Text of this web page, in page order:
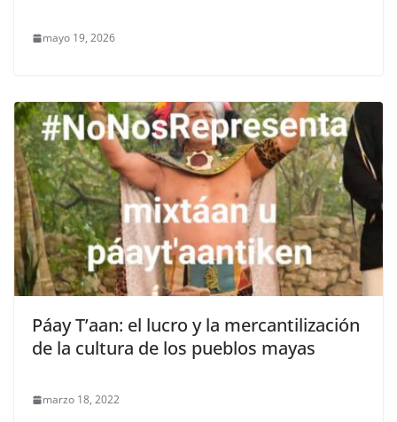
mayo 19, 2026
Páay T’aan: el lucro y la mercantilización
de la cultura de los pueblos mayas
marzo 18, 2022